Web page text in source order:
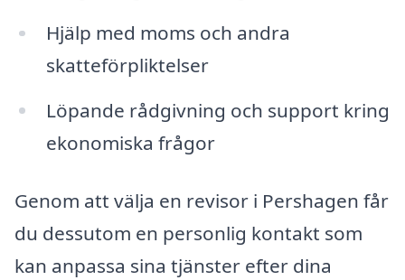
Hjälp med moms och andra
skatteförpliktelser
Löpande rådgivning och support kring
ekonomiska frågor
Genom att välja en revisor i Pershagen får
du dessutom en personlig kontakt som
kan anpassa sina tjänster efter dina